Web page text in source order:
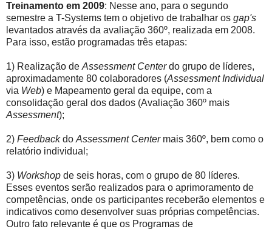
Treinamento em 2009: Nesse ano, para o segundo
semestre a T-Systems tem o objetivo de trabalhar os gap's
levantados através da avaliação 360º, realizada em 2008.
Para isso, estão programadas três etapas:
1) Realização de Assessment Centerdo grupo de líderes,
aproximadamente 80 colaboradores (Assessment Individual
via Web) e Mapeamento geral da equipe, com a
consolidação geral dos dados (Avaliação 360º mais
Assessment);
2) Feedbackdo Assessment Center mais 360º, bem como o
relatório individual;
3) Workshop de seis horas, com o grupo de 80 líderes.
Esses eventos serão realizados para o aprimoramento de
competências, onde os participantes receberão elementos e
indicativos como desenvolver suas próprias competências.
Outro fato relevante é que os Programas de